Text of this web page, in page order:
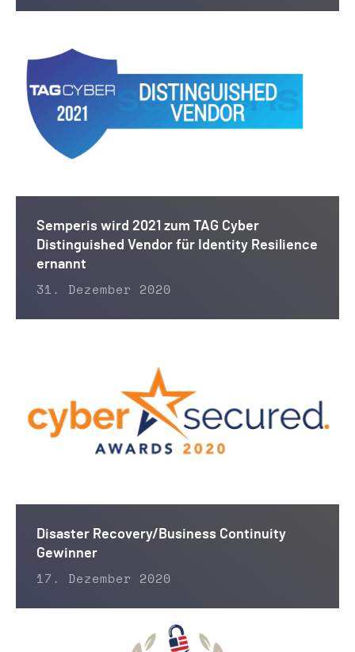
Semperis wird 2021 zum TAG Cyber
Distinguished Vendor für Identity Resilience
ernannt
31. Dezember 2020
Disaster Recovery/Business Continuity
Gewinner
17. Dezember 2020